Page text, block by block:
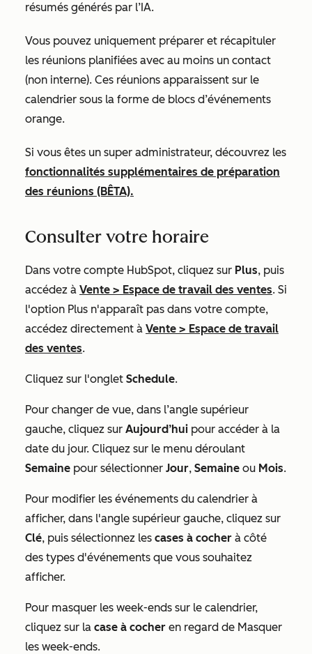
résumés générés par l’IA.
Vous pouvez uniquement préparer et récapituler
les réunions planifiées avec au moins un contact
(non interne). Ces réunions apparaissent sur le
calendrier sous la forme de blocs d’événements
orange.
Si vous êtes un super administrateur, découvrez les
fonctionnalités supplémentaires de préparation
des réunions (BÊTA).
Consulter votre horaire
Dans votre compte HubSpot, cliquez sur Plus, puis
accédez à Vente > Espace de travail des ventes. Si
l'option Plus n'apparaît pas dans votre compte,
accédez directement à Vente > Espace de travail
des ventes.
Cliquez sur l'onglet Schedule.
Pour changer de vue, dans l’angle supérieur
gauche, cliquez sur Aujourd’hui pour accéder à la
date du jour. Cliquez sur le menu déroulant
Semaine pour sélectionner Jour, Semaine ou Mois.
Pour modifier les événements du calendrier à
afficher, dans l'angle supérieur gauche, cliquez sur
Clé, puis sélectionnez les cases à cocher à côté
des types d'événements que vous souhaitez
afficher.
Pour masquer les week-ends sur le calendrier,
cliquez sur la case à cocher en regard de Masquer
les week-ends.